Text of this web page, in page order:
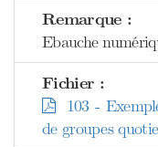
Remarque :
Ebauche
Fichier :
103 -
de groupes